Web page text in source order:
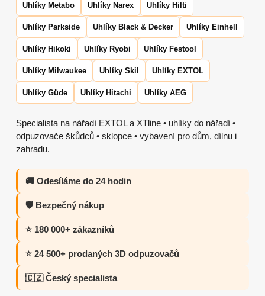
Uhlíky Metabo Uhlíky Narex Uhlíky Hilti
Uhlíky Parkside Uhlíky Black & Decker Uhlíky Einhell
Uhlíky Hikoki Uhlíky Ryobi Uhlíky Festool
Uhlíky Milwaukee Uhlíky Skil Uhlíky EXTOL
Uhlíky Güde Uhlíky Hitachi Uhlíky AEG
Specialista na nářadí EXTOL a XTline • uhlíky do nářadí •
odpuzovače škůdců • sklopce • vybavení pro dům, dílnu i
zahradu.
🚚 Odesíláme do 24 hodin
🛡️ Bezpečný nákup
⭐ 180 000+ zákazníků
⭐ 24 500+ prodaných 3D odpuzovačů
🇨🇿 Český specialista